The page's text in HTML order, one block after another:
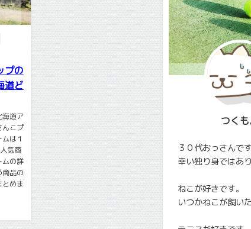
プの
道ど
海道ア
んこプ
は１
気商
ムの詳
品の
めま
つく
３０代おっさんです
幸い独り身ではあ
ねこが好きです。
いつかねこが飼いた